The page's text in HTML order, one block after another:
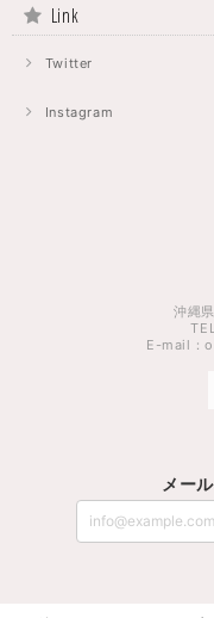
Link
Twitter
Instagram
沖縄
E-mail：
メー